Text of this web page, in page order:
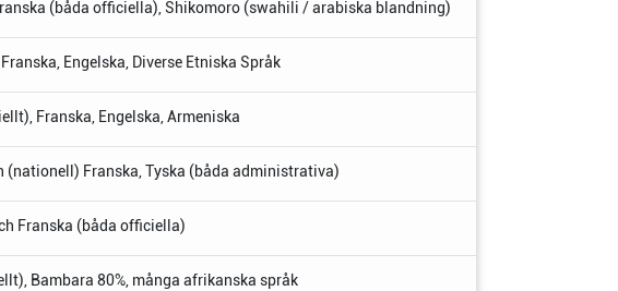
(båda officiella), Shikomoro (swahili / arabiska blandning)
Engelska, Diverse Etniska Språk
Franska, Engelska, Armeniska
(nationell) Franska, Tyska (båda administrativa)
Franska (båda officiella)
Bambara 80%, många afrikanska språk